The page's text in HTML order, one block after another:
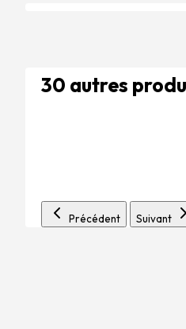
30 autres
Précédent Suivant